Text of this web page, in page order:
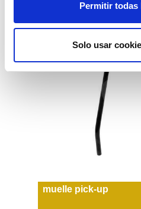
Permitir todas
Solo usar
muelle pick-up